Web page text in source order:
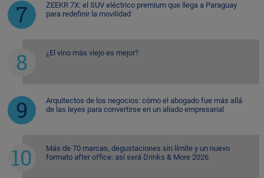
ZEEKR 7X: el SUV eléctrico premium que llega a Paraguay
para redefinir la movilidad
¿El vino más viejo es mejor?
Arquitectos de los negocios: cómo el abogado fue más allá
de las leyes para convertirse en un aliado empresarial
Más de 70 marcas, degustaciones sin límite y un nuevo
formato after office: así será Drinks & More 2026